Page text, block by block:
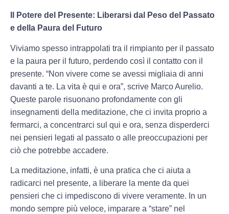
Il Potere del Presente: Liberarsi dal Peso del Passato
e della Paura del Futuro
Viviamo spesso intrappolati tra il rimpianto per il passato
e la paura per il futuro, perdendo così il contatto con il
presente. “Non vivere come se avessi migliaia di anni
davanti a te. La vita è qui e ora”, scrive Marco Aurelio.
Queste parole risuonano profondamente con gli
insegnamenti della meditazione, che ci invita proprio a
fermarci, a concentrarci sul qui e ora, senza disperderci
nei pensieri legati al passato o alle preoccupazioni per
ciò che potrebbe accadere.
La meditazione, infatti, è una pratica che ci aiuta a
radicarci nel presente, a liberare la mente da quei
pensieri che ci impediscono di vivere veramente. In un
mondo sempre più veloce, imparare a “stare” nel